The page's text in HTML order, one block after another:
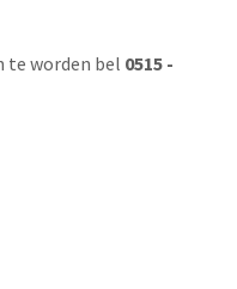
te worden bel 0515 -